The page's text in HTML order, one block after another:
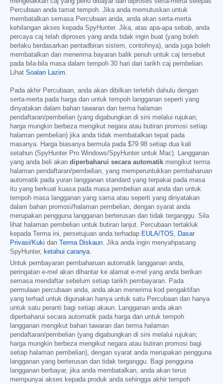
Percubaan anda tamat tempoh. Jika anda memutuskan untuk
membatalkan semasa Percubaan anda, anda akan serta-merta
kehilangan akses kepada SpyHunter. Jika, atas apa-apa sebab, anda
percaya caj telah diproses yang anda tidak ingin buat (yang boleh
berlaku berdasarkan pentadbiran sistem, contohnya), anda juga boleh
membatalkan dan menerima bayaran balik penuh untuk caj tersebut
pada bila-bila masa dalam tempoh 30 hari dari tarikh caj pembelian.
Lihat Soalan Lazim.
Pada akhir Percubaan, anda akan dibilkan terlebih dahulu dengan
serta-merta pada harga dan untuk tempoh langganan seperti yang
dinyatakan dalam bahan tawaran dan terma halaman
pendaftaran/pembelian (yang digabungkan di sini melalui rujukan;
harga mungkin berbeza mengikut negara atau butiran promosi setiap
halaman pembelian) jika anda tidak membatalkan tepat pada
masanya. Harga biasanya bermula pada $79.98 setiap dua kali
setahun (SpyHunter Pro Windows/SpyHunter untuk Mac). Langganan
yang anda beli akan diperbaharui secara automatik mengikut terma
halaman pendaftaran/pembelian, yang memperuntukkan pembaharuan
automatik pada yuran langganan standard yang terpakai pada masa
itu yang berkuat kuasa pada masa pembelian asal anda dan untuk
tempoh masa langganan yang sama atau seperti yang dinyatakan
dalam bahan promosi/halaman pembelian, dengan syarat anda
merupakan pengguna langganan berterusan dan tidak terganggu. Sila
lihat halaman pembelian untuk butiran lanjut. Percubaan tertakluk
kepada Terma ini, persetujuan anda terhadap EULA/TOS, Dasar
Privasi/Kuki dan Terma Diskaun. Jika anda ingin menyahpasang
SpyHunter, ketahui caranya.
Untuk pembayaran pembaharuan automatik langganan anda,
peringatan e-mel akan dihantar ke alamat e-mel yang anda berikan
semasa mendaftar sebelum setiap tarikh pembayaran. Pada
permulaan percubaan anda, anda akan menerima kod pengaktifan
yang terhad untuk digunakan hanya untuk satu Percubaan dan hanya
untuk satu peranti bagi setiap akaun. Langganan anda akan
diperbaharui secara automatik pada harga dan untuk tempoh
langganan mengikut bahan tawaran dan terma halaman
pendaftaran/pembelian (yang digabungkan di sini melalui rujukan;
harga mungkin berbeza mengikut negara atau butiran promosi bagi
setiap halaman pembelian), dengan syarat anda merupakan pengguna
langganan yang berterusan dan tidak terganggu. Bagi pengguna
langganan berbayar, jika anda membatalkan, anda akan terus
mempunyai akses kepada produk anda sehingga akhir tempoh